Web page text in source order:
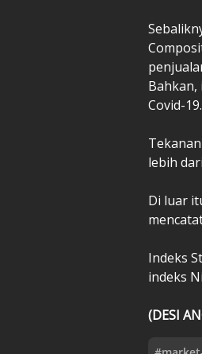
Bahkan,
Covid-19.
lebih
Di luar
Indeks
indeks
(DESI